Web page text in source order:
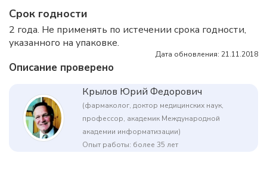
Срок годности
2 года. Не применять по истечении срока годности,
указанного на упаковке.
Дата обновления: 21.11.2018
Описание проверено
Крылов Юрий Федорович
(фармаколог, доктор медицинских наук,
профессор, академик Международной
академии информатизации)
Опыт работы: более 35 лет